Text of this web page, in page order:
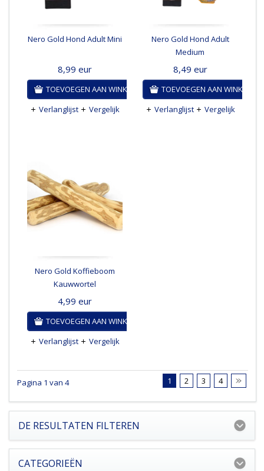
Nero Gold Hond Adult Mini
8,99 eur
TOEVOEGEN AAN WINKELWAGEN
Verlanglijst
Vergelijk
Nero Gold Hond Adult
Medium
8,49 eur
TOEVOEGEN AAN
Verlanglijst
Vergelijk
Nero Gold Koffieboom
Kauwwortel
4,99 eur
TOEVOEGEN AAN WINKELWAGEN
Verlanglijst
Vergelijk
Pagina 1 van 4 1 2 3 4
DE RESULTATEN FILTEREN
CATEGORIEËN